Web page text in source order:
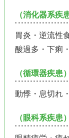
（消化器系疾
胃炎・逆流性
酸過多・下痢
（循環器疾患）
動悸・息切れ
（眼科系疾患）